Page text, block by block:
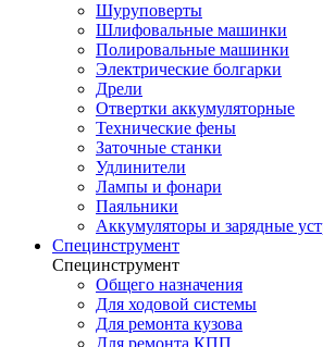
Шуруповерты
Шлифовальные машинки
Полировальные машинки
Электрические болгарки
Дрели
Отвертки аккумуляторные
Технические фены
Заточные станки
Удлинители
Лампы и фонари
Паяльники
Аккумуляторы и зарядные
Специнструмент
Специнструмент
Общего назначения
Для ходовой системы
Для ремонта кузова
Для ремонта КПП